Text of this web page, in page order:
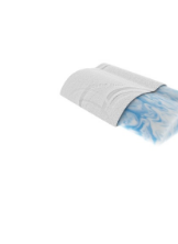
obniżką